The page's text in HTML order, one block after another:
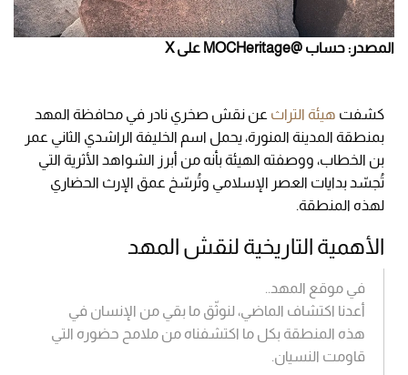
المصدر: حساب @MOCHeritage على X
كشفت هيئة التراث عن نقش صخري نادر في محافظة المهد
بمنطقة المدينة المنورة، يحمل اسم الخليفة الراشدي الثاني عمر
بن الخطاب، ووصفته الهيئة بأنه من أبرز الشواهد الأثرية التي
تُجسّد بدايات العصر الإسلامي وتُرسّخ عمق الإرث الحضاري
لهذه المنطقة.
الأهمية التاريخية لنقش المهد
في موقع المهد..
أعدنا اكتشاف الماضي، لنوثّق ما بقي من الإنسان في
هذه المنطقة بكل ما اكتشفناه من ملامح حضوره التي
قاومت النسيان.